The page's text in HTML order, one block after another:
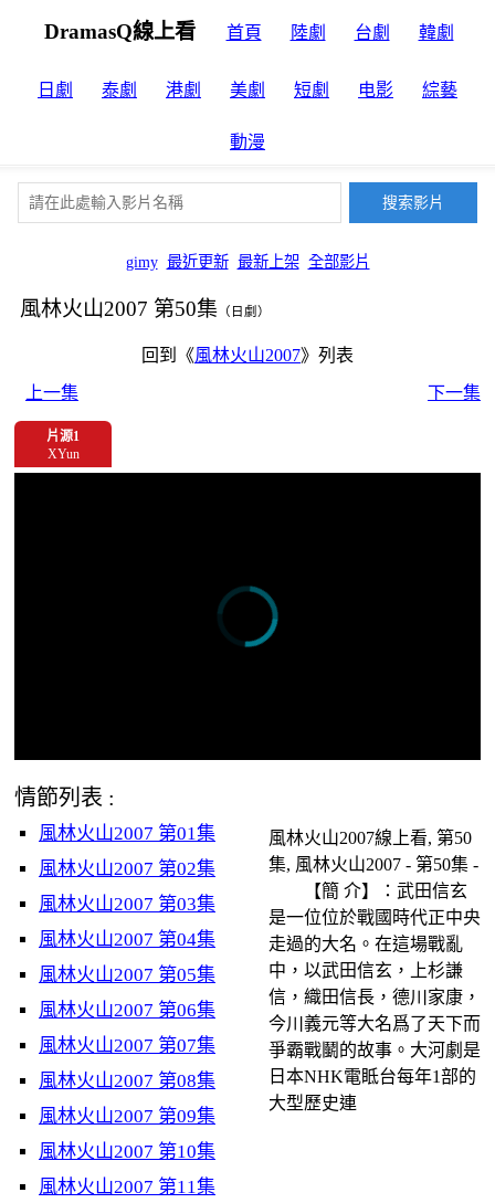
DramasQ線上看 首頁 陸劇 台劇 韓劇
日劇 泰劇 港劇 美劇 短劇 电影 綜藝
動漫
gimy 最近更新 最新上架 全部影片
風林火山2007 第50集 （日劇）
回到《風林火山2007》列表
上一集
下一集
片源1
XYun
情節列表 :
風林火山2007 第01集
風林火山2007 第02集
風林火山2007 第03集
風林火山2007 第04集
風林火山2007 第05集
風林火山2007 第06集
風林火山2007 第07集
風林火山2007 第08集
風林火山2007 第09集
風林火山2007 第10集
風林火山2007 第11集
風林火山2007線上看, 第50
集, 風林火山2007 - 第50集 -
【簡 介】：武田信玄
是一位位於戰國時代正中央
走過的大名。在這場戰亂
中，以武田信玄，上杉謙
信，織田信長，德川家康，
今川義元等大名爲了天下而
爭霸戰鬭的故事。大河劇是
日本NHK電眡台每年1部的
大型歷史連